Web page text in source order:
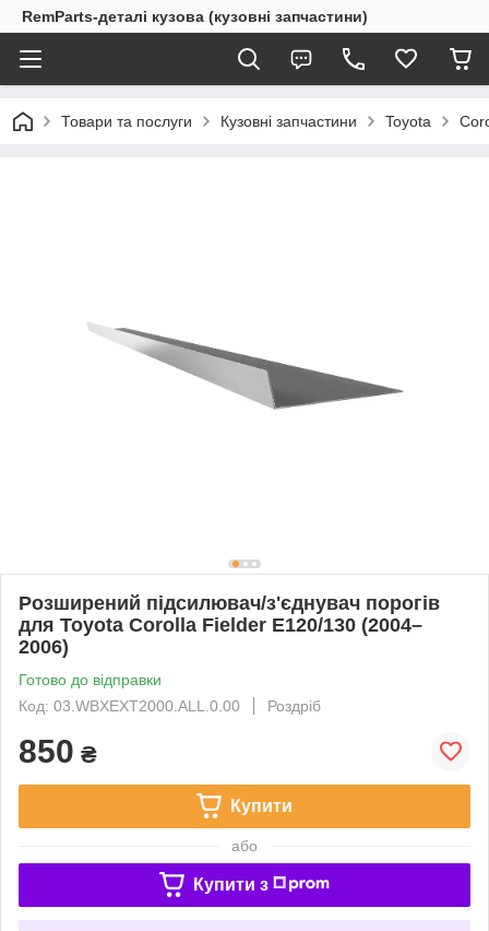
RemParts-деталі кузова (кузовні запчастини)
Товари та послуги Кузовні запчастини Toyota
Розширений підсилювач/з'єднувач порогів
для Toyota Corolla Fielder E120/130 (2004–
2006)
Готово до відправки
Код: 03.WBXEXT2000.ALL.0.00
Роздріб
850 ₴
Купити
або
Купити з